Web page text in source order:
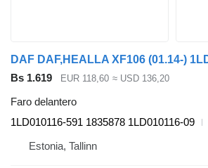
Bs 1.619 EUR 118,60 ≈ USD 136,20
Faro delantero
1LD010116-591 1835878 1LD010116-09
Estonia, Tallinn